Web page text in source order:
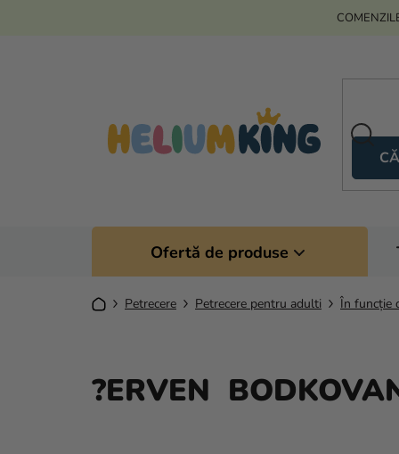
Ofertă de produse
Acasă Petrecere Petrecere pentru adulti În funcție
?ERVEN